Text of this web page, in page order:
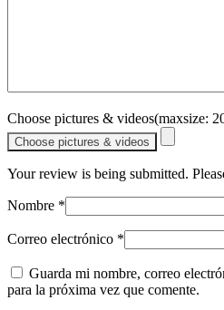
Choose pictures & videos(maxsize:
Choose pictures & videos
Your review is being submitted.
Nombre *
Correo electrónico *
Guarda mi nombre, correo
para la próxima vez que comente.